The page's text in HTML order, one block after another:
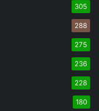
305
288
275
236
228
180